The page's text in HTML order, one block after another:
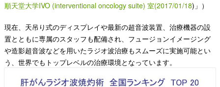
順天堂大学IVO (interventional oncology suite) 室(2017/01/18)」）
現在、天吊り式のディスプレイや最新の超音波装置、治療機器の設
置とともに専属のスタッフも配備され、フュージョンイメージング
や造影超音波などを用いたラジオ波治療もスムーズに実施可能とい
う、世界でもトップレベルの治療環境となっています。